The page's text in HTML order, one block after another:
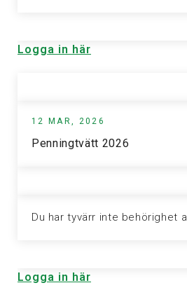
Logga in här
12 MAR, 2026
Penningtvätt 2026
Logga in här